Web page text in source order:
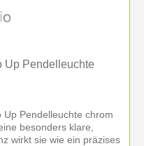
Up Pendelleuchte
Up Pendelleuchte chrom
besonders klare,
wirkt sie wie ein präzises